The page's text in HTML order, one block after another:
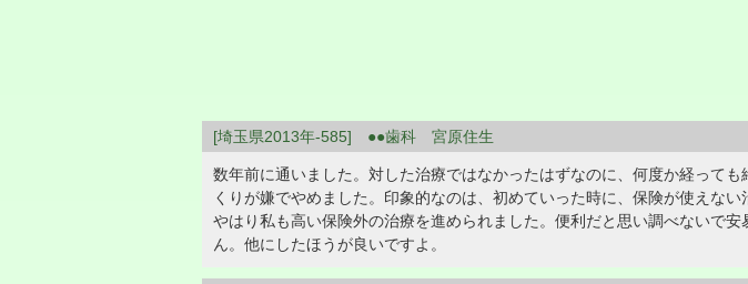
[埼玉県2013年-585] ●●歯科 宮原住生
数年前に通いました。対した治療ではなかったはずなのに、何度か経って
くりが嫌でやめました。印象的なのは、初めていった時に、保険が使えな
やはり私も高い保険外の治療を進められました。便利だと思い調べないで
ん。他にしたほうが良いですよ。